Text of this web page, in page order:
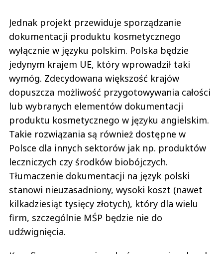
Jednak projekt przewiduje sporządzanie
dokumentacji produktu kosmetycznego
wyłącznie w języku polskim. Polska będzie
jedynym krajem UE, który wprowadził taki
wymóg. Zdecydowana większość krajów
dopuszcza możliwość przygotowywania całości
lub wybranych elementów dokumentacji
produktu kosmetycznego w języku angielskim.
Takie rozwiązania są również dostępne w
Polsce dla innych sektorów jak np. produktów
leczniczych czy środków biobójczych.
Tłumaczenie dokumentacji na język polski
stanowi nieuzasadniony, wysoki koszt (nawet
kilkadziesiąt tysięcy złotych), który dla wielu
firm, szczególnie MŚP będzie nie do
udźwignięcia.